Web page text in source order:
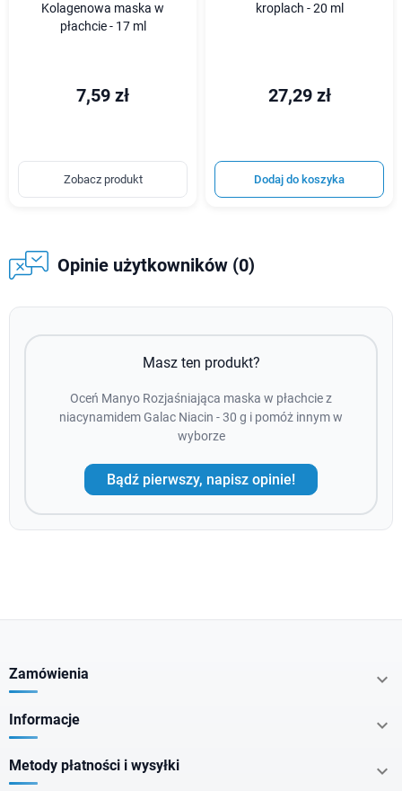
Kolagenowa maska w
płachcie - 17 ml
7,59 zł
Zobacz produkt
kroplach - 20 ml
27,29 zł
Dodaj do koszyka
Opinie użytkowników (0)
Masz ten produkt?
Oceń Manyo Rozjaśniająca maska w płachcie z
niacynamidem Galac Niacin - 30 g i pomóż innym w
wyborze
Bądź pierwszy, napisz opinie!
Zamówienia 
Informacje 
Metody płatności i wysyłki 